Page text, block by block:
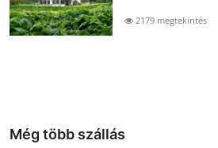
2179 megtekintés
Még több szállás